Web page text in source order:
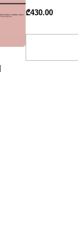
₾430.00